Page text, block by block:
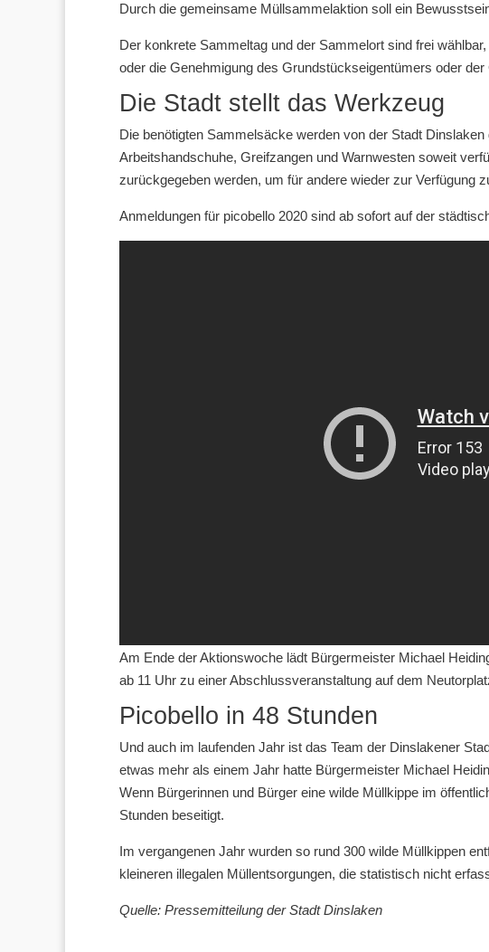
Durch die gemeinsame Müllsammelaktion soll ein
Der konkrete Sammeltag und der Sammelort sind frei
oder die Genehmigung des Grundstückseigentümers oder
Die Stadt stellt das Werkzeug
Die benötigten Sammelsäcke werden von der Stadt
Arbeitshandschuhe, Greifzangen und Warnwesten soweit
zurückgegeben werden, um für andere wieder zur Verfügung
Anmeldungen für picobello 2020 sind ab sofort auf der
Am Ende der Aktionswoche lädt Bürgermeister Michael
ab 11 Uhr zu einer Abschlussveranstaltung auf dem
Picobello in 48 Stunden
Und auch im laufenden Jahr ist das Team der Dinslakener
etwas mehr als einem Jahr hatte Bürgermeister Michael
Wenn Bürgerinnen und Bürger eine wilde Müllkippe im
Stunden beseitigt.
Im vergangenen Jahr wurden so rund 300 wilde Müllkippen
kleineren illegalen Müllentsorgungen, die statistisch nicht
Quelle: Pressemitteilung der Stadt Dinslaken